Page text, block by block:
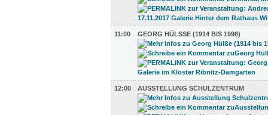
11:00 GEORG HÜLSSE (1914 BIS 1996)
12:00 AUSSTELLUNG SCHULZENTRUM